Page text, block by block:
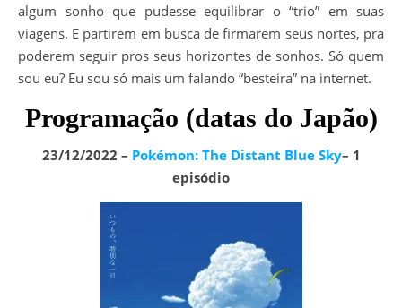
algum sonho que pudesse equilibrar o “trio” em suas
viagens. E partirem em busca de firmarem seus nortes, pra
poderem seguir pros seus horizontes de sonhos. Só quem
sou eu? Eu sou só mais um falando “besteira” na internet.
Programação (datas do Japão)
23/12/2022 – Pokémon: The Distant Blue Sky– 1
episódio